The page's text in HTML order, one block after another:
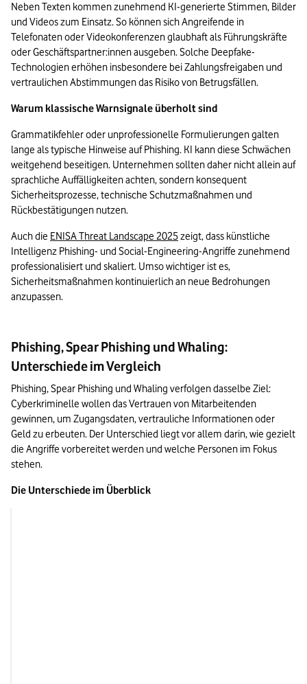
Neben Texten kommen zunehmend KI-generierte Stimmen, Bilder
und Videos zum Einsatz. So können sich Angreifende in
Telefonaten oder Videokonferenzen glaubhaft als Führungskräfte
oder Geschäftspartner:innen ausgeben. Solche Deepfake-
Technologien erhöhen insbesondere bei Zahlungsfreigaben und
vertraulichen Abstimmungen das Risiko von Betrugsfällen.
Warum klassische Warnsignale überholt sind
Grammatikfehler oder unprofessionelle Formulierungen galten
lange als typische Hinweise auf Phishing. KI kann diese Schwächen
weitgehend beseitigen. Unternehmen sollten daher nicht allein auf
sprachliche Auffälligkeiten achten, sondern konsequent
Sicherheitsprozesse, technische Schutzmaßnahmen und
Rückbestätigungen nutzen.
Auch die ENISA Threat Landscape 2025 zeigt, dass künstliche
Intelligenz Phishing- und Social-Engineering-Angriffe zunehmend
professionalisiert und skaliert. Umso wichtiger ist es,
Sicherheitsmaßnahmen kontinuierlich an neue Bedrohungen
anzupassen.
Phishing, Spear Phishing und Whaling:
Unterschiede im Vergleich
Phishing, Spear Phishing und Whaling verfolgen dasselbe Ziel:
Cyberkriminelle wollen das Vertrauen von Mitarbeitenden
gewinnen, um Zugangsdaten, vertrauliche Informationen oder
Geld zu erbeuten. Der Unterschied liegt vor allem darin, wie gezielt
die Angriffe vorbereitet werden und welche Personen im Fokus
stehen.
Die Unterschiede im Überblick